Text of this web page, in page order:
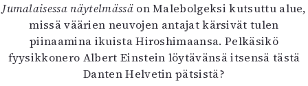
Jumalaisessa näytelmässä on Malebolgeksi kutsuttu alue,
missä väärien neuvojen antajat kärsivät tulen
piinaamina ikuista Hiroshimaansa. Pelkäsikö
fyysikkonero Albert Einstein löytävänsä itsensä tästä
Danten Helvetin pätsistä?